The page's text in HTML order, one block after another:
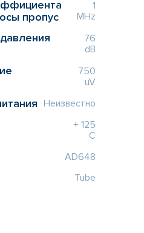
пропус
1
MHz
76
dB
750
uV
Неизвестно
+ 125
C
AD648
Tube